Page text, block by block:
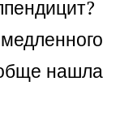
нашла